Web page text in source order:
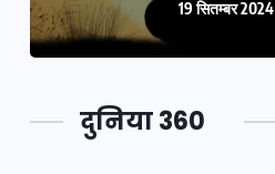
19 सितम्बर 2024
दुनिया 360